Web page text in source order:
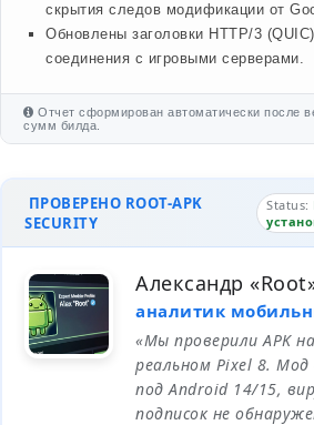
скрытия следов модификации от
Обновлены заголовки HTTP/3
соединения с игровыми серверами.
Отчет сформирован автоматически после
сумм билда.
ПРОВЕРЕНО ROOT-APK
SECURITY
Status:
Александр
аналитик
«Мы проверили APK
реальном Pixel 8.
под Android 14/15,
подписок не